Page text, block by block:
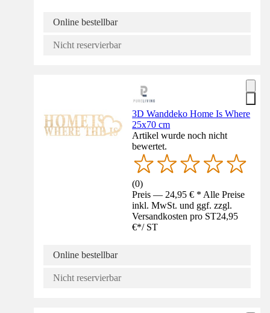
Online bestellbar
Nicht reservierbar
3D Wanddeko Home Is Where
25x70 cm
Artikel wurde noch nicht
bewertet.
(0)
Preis — 24,95 € * Alle Preise
inkl. MwSt. und ggf. zzgl.
Versandkosten pro ST24,95
€*/ ST
Online bestellbar
Nicht reservierbar